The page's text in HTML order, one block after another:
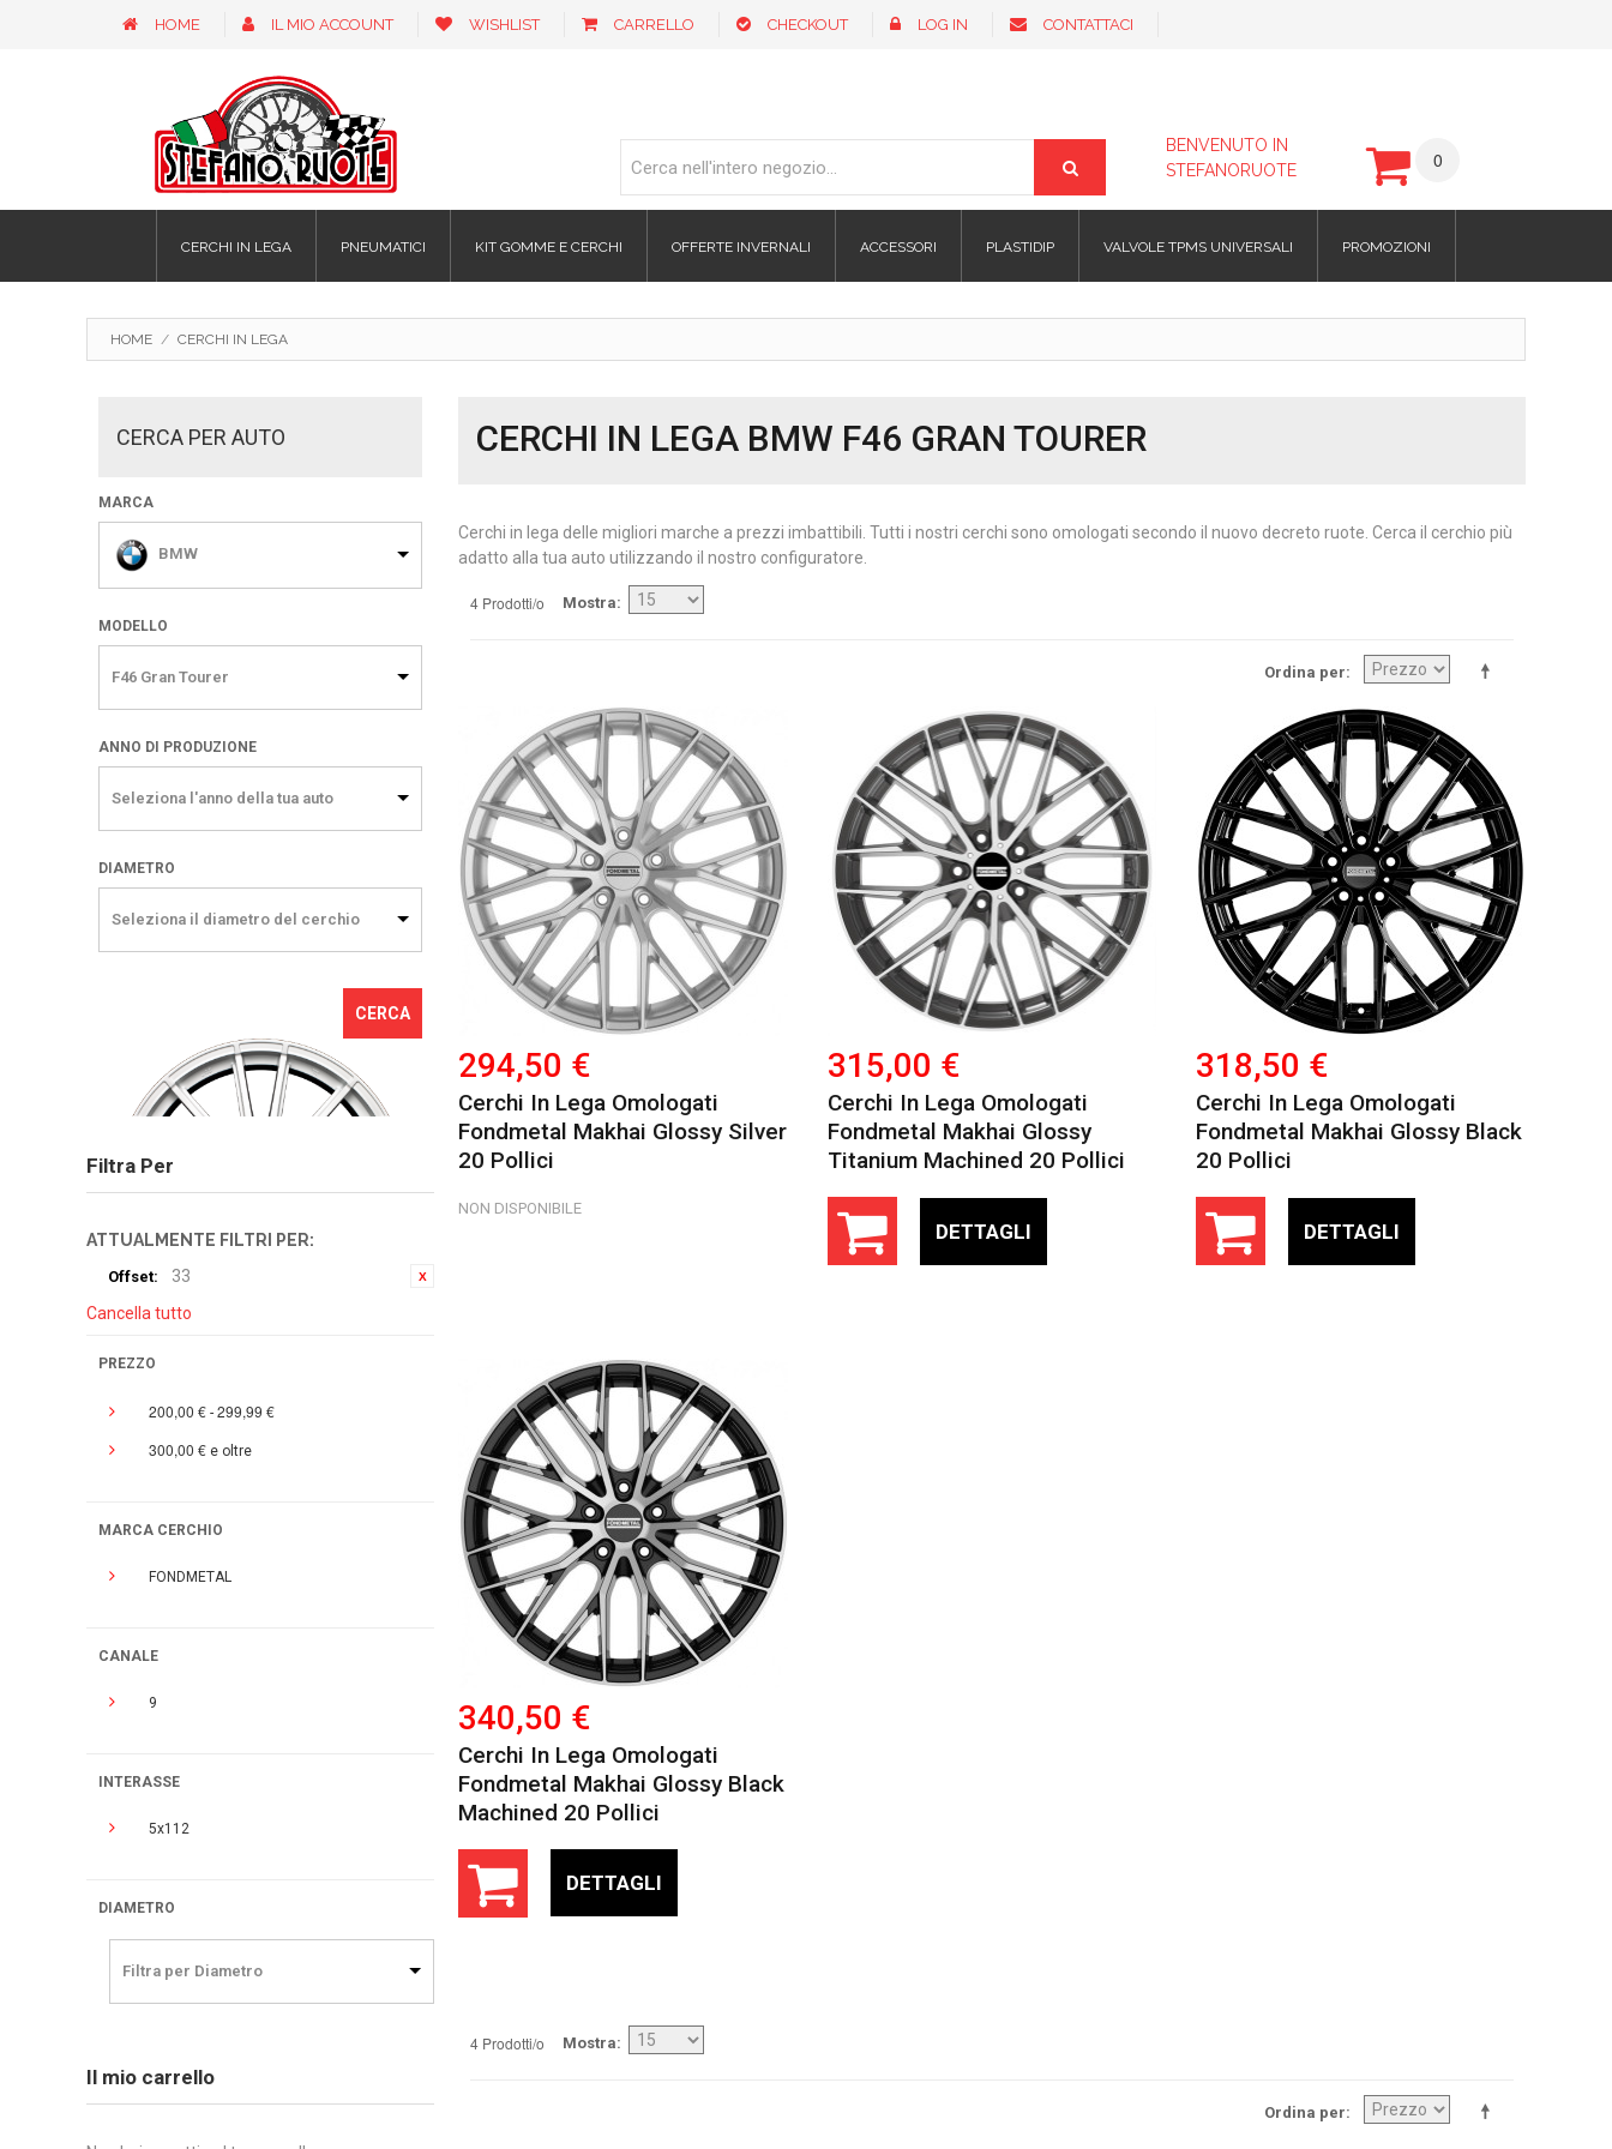
HOME IL MIO ACCOUNT WISHLIST CARRELLO CHECKOUT LOG IN CONTATTACI
BENVENUTO IN
STEFANORUOTE
0
CERCHI IN LEGA PNEUMATICI KIT GOMME E CERCHI OFFERTE INVERNALI ACCESSORI PLASTIDIP VALVOLE TPMS UNIVERSALI PROMOZIONI
HOME / CERCHI IN LEGA
CERCA PER AUTO
MARCA
BMW
MODELLO
F46 Gran Tourer
ANNO DI PRODUZIONE
Seleziona l'anno della tua auto
DIAMETRO
Seleziona il diametro del cerchio
CERCA
Filtra Per
ATTUALMENTE FILTRI PER:
Offset:
33
Cancella tutto
PREZZO
200,00 € - 299,99 €
300,00 € e oltre
MARCA CERCHIO
FONDMETAL
CANALE
9
INTERASSE
5x112
DIAMETRO
Filtra per Diametro
CERCHI IN LEGA BMW F46 GRAN TOURER
Cerchi in lega delle migliori marche a prezzi imbattibili. Tutti i nostri cerchi sono omologati secondo il nuovo decreto ruote. Cerca il cerchio più
adatto alla tua auto utilizzando il nostro configuratore.
4 Prodotti/o Mostra
Ordina per
294,50 €
Cerchi In Lega Omologati
Fondmetal Makhai Glossy Silver
20 Pollici
NON DISPONIBILE
315,00 €
Cerchi In Lega Omologati
Fondmetal Makhai Glossy
Titanium Machined 20 Pollici
DETTAGLI
318,50 €
Cerchi In Lega Omologati
Fondmetal Makhai Glossy Black
20 Pollici
DETTAGLI
340,50 €
Cerchi In Lega Omologati
Fondmetal Makhai Glossy Black
Machined 20 Pollici
DETTAGLI
4 Prodotti/o Mostra
Ordina per
Il mio carrello